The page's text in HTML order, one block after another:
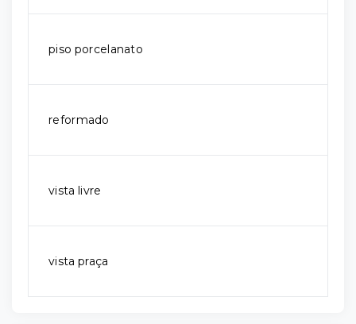
piso porcelanato
reformado
vista livre
vista praça